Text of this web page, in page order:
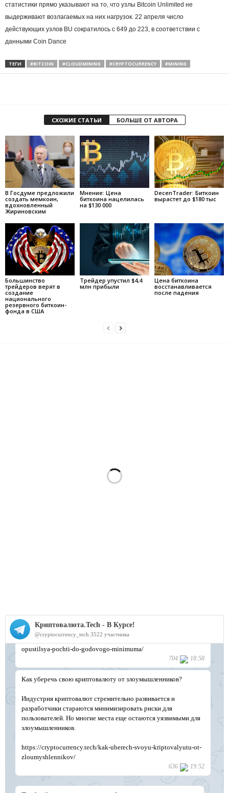
статистики прямо указывают на то, что узлы Bitcoin Unlimited не
выдерживают возлагаемых на них нагрузок. 22 апреля число
действующих узлов BU сократилось с 649 до 223, в соответствии с
данными Coin Dance
ТЕГИ #BITCOIN #CLOUDMINING #CRYPTOCURRENCY #MINING
СХОЖИЕ СТАТЬИ БОЛЬШЕ ОТ АВТОРА
В Госдуме предложили
создать мемкоин,
вдохновленный
Жириновским
Мнение: Цена
биткоина нацелилась
на $130 000
DecenTrader: Биткоин
вырастет до $180 тыс
Большинство
трейдеров верят в
создание
национального
резервного биткоин-
фонда в США
Трейдер упустил $4,4
млн прибыли
Цена биткоина
восстанавливается
после падения